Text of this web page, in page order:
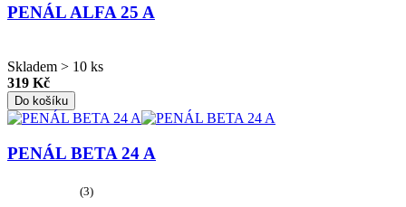
PENÁL ALFA 25 A
Skladem > 10 ks
319 Kč
Do košíku
PENÁL BETA 24 A
(3)